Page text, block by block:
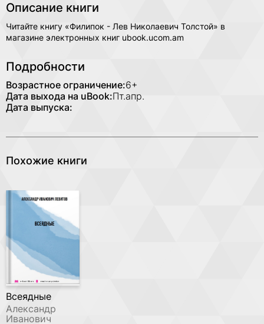
Описание книги
Читайте книгу «Филипок - Лев Николаевич Толстой» в
магазине электронных книг ubook.ucom.am
Подробности
Возрастное ограничение:6+
Дата выхода на uBook:Пт.апр.
Дата выпуска:
Похожие книги
Всеядные
Александр
Иванович